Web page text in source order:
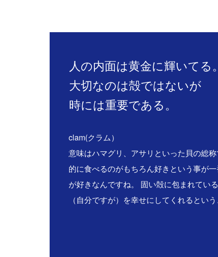
人の内面は黄金に輝いてる。
大切なのは殻ではないが
時には重要である。
clam(クラム）
意味はハマグリ、アサリといった貝の総
的に食べるのがもちろん好きという事が
が好きなんですね。 固い殻に包まれてい
（自分ですが）を幸せにしてくれるとい